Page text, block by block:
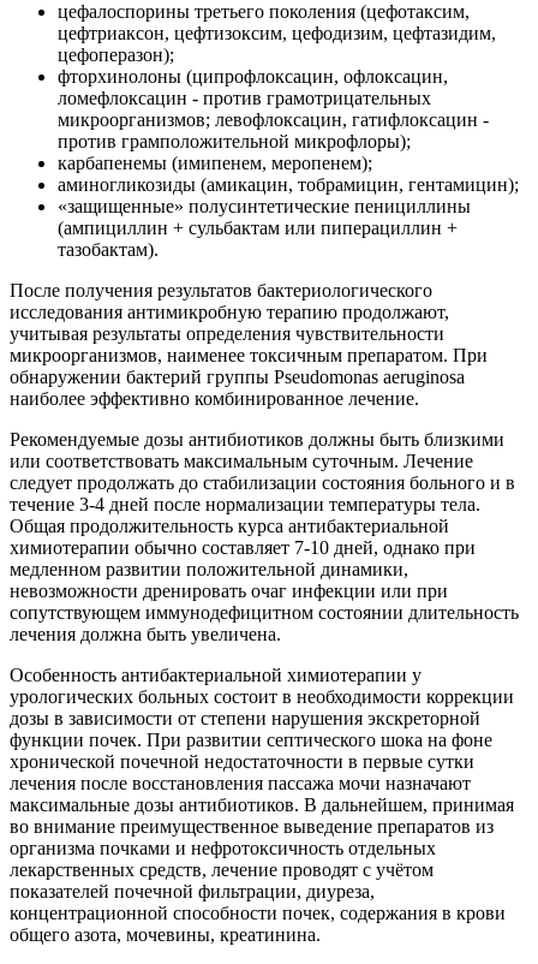
цефалоспорины третьего поколения (цефотаксим,
цефтриаксон, цефтизоксим, цефодизим, цефтазидим,
цефоперазон);
фторхинолоны (ципрофлоксацин, офлоксацин,
ломефлоксацин - против грамотрицательных
микроорганизмов; левофлоксацин, гатифлоксацин -
против грамположительной микрофлоры);
карбапенемы (имипенем, меропенем);
аминогликозиды (амикацин, тобрамицин, гентамицин);
«защищенные» полусинтетические пенициллины
(ампициллин + сульбактам или пиперациллин +
тазобактам).
После получения результатов бактериологического
исследования антимикробную терапию продолжают,
учитывая результаты определения чувствительности
микроорганизмов, наименее токсичным препаратом. При
обнаружении бактерий группы Pseudomonas aeruginosa
наиболее эффективно комбинированное лечение.
Рекомендуемые дозы антибиотиков должны быть близкими
или соответствовать максимальным суточным. Лечение
следует продолжать до стабилизации состояния больного и в
течение 3-4 дней после нормализации температуры тела.
Общая продолжительность курса антибактериальной
химиотерапии обычно составляет 7-10 дней, однако при
медленном развитии положительной динамики,
невозможности дренировать очаг инфекции или при
сопутствующем иммунодефицитном состоянии длительность
лечения должна быть увеличена.
Особенность антибактериальной химиотерапии у
урологических больных состоит в необходимости коррекции
дозы в зависимости от степени нарушения экскреторной
функции почек. При развитии септического шока на фоне
хронической почечной недостаточности в первые сутки
лечения после восстановления пассажа мочи назначают
максимальные дозы антибиотиков. В дальнейшем, принимая
во внимание преимущественное выведение препаратов из
организма почками и нефротоксичность отдельных
лекарственных средств, лечение проводят с учётом
показателей почечной фильтрации, диуреза,
концентрационной способности почек, содержания в крови
общего азота, мочевины, креатинина.